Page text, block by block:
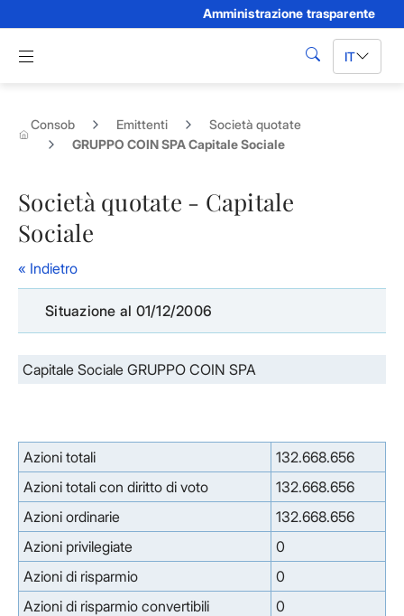
Amministrazione trasparente
Apri menu di navigazione
cerca IT
Consob Emittenti
Società quotate
GRUPPO COIN SPA Capitale Sociale
Società quotate - Capitale
Sociale
« Indietro
Situazione al 01/12/2006
Capitale Sociale GRUPPO COIN SPA
Azioni totali
132.668.656
Azioni totali con diritto di voto
132.668.656
Azioni ordinarie
132.668.656
Azioni privilegiate
0
Azioni di risparmio
0
Azioni di risparmio convertibili
0